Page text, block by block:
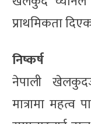
प्राथमिकता
निष्कर्ष
नेपाली
मात्रामा